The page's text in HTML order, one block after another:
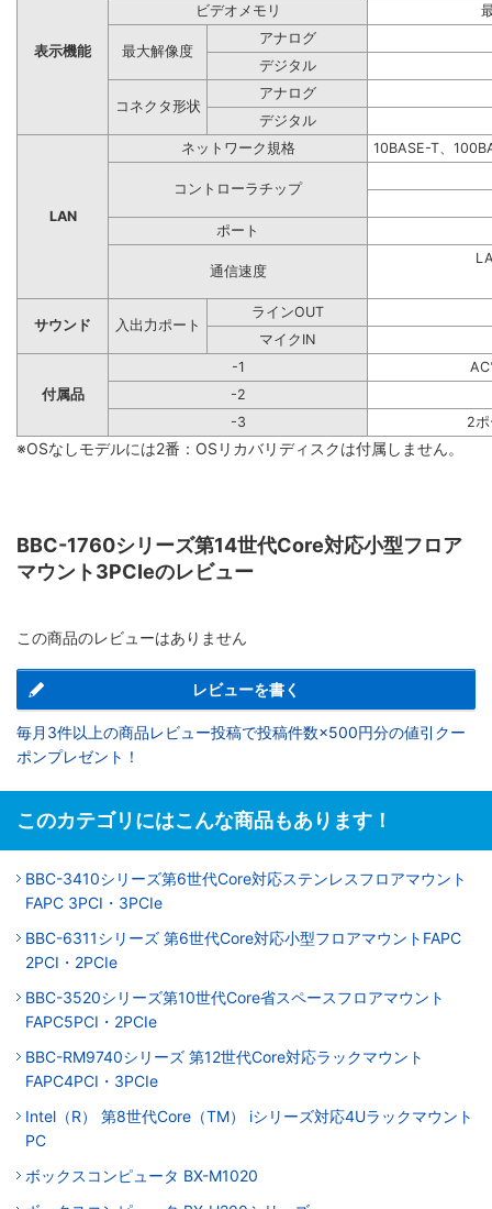
表示機能
ビデオメモリ
最大解像度
アナログ
デジタル
コネクタ形状
アナログ
デジタル
LAN
ネットワーク規格 10BASE-T、
コントローラチップ
ポート
通信速度
サウンド 入出力ポート
ラインOUT
マイクIN
付属品
-1
-2
-3
2
※OSなしモデルには2番：OSリカバリディスクは付属しません。
BBC-1760シリーズ第14世代Core対応小型フロア
マウント3PCIeのレビュー
この商品のレビューはありません
レビューを書く
毎月3件以上の商品レビュー投稿で投稿件数×500円分の値引クー
ポンプレゼント！
このカテゴリにはこんな商品もあります！
BBC-3410シリーズ第6世代Core対応ステンレスフロアマウント
FAPC 3PCI・3PCIe
BBC-6311シリーズ 第6世代Core対応小型フロアマウントFAPC
2PCI・2PCIe
BBC-3520シリーズ第10世代Core省スペースフロアマウント
FAPC5PCI・2PCIe
BBC-RM9740シリーズ 第12世代Core対応ラックマウント
FAPC4PCI・3PCIe
Intel（R） 第8世代Core（TM） iシリーズ対応4Uラックマウント
PC
ボックスコンピュータ BX-M1020